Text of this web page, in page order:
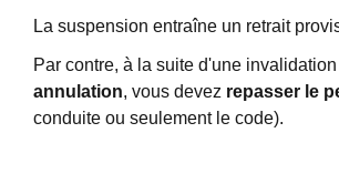
La suspension entraîne un retrait
Par contre, à la suite d'une
annulation, vous devez repasser le
conduite ou seulement le code).